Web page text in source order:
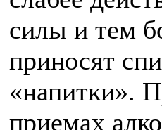
силы и тем
приносят
«напитки».
приемах